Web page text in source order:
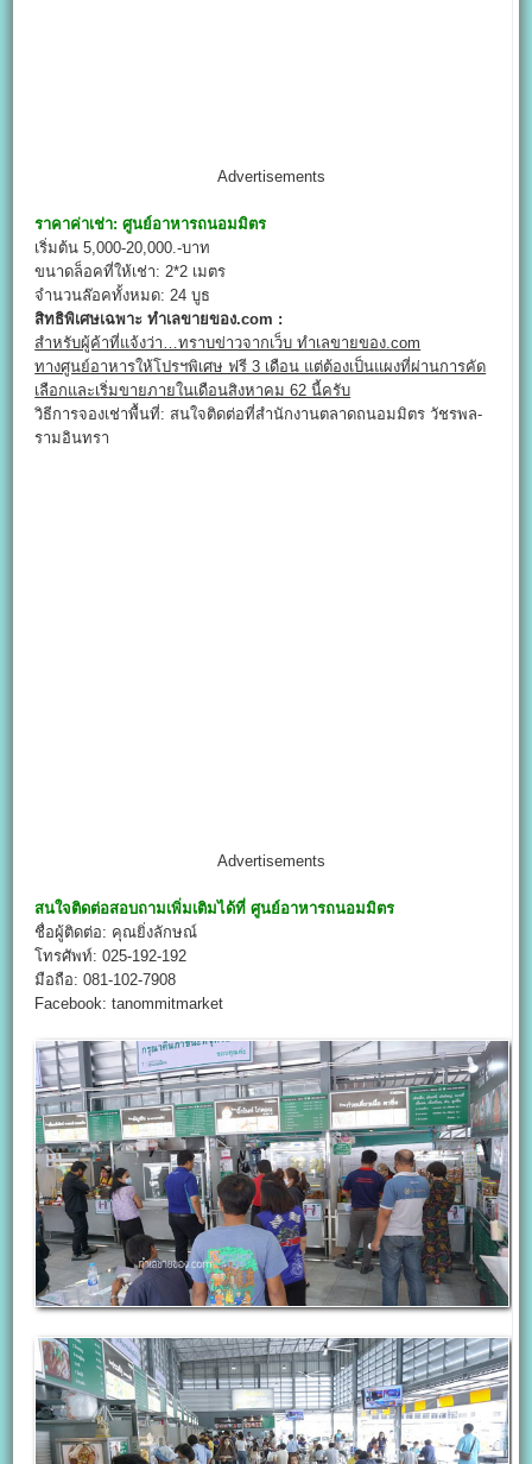
Advertisements
ราคาค่าเช่า: ศูนย์อาหารถนอมมิตร
เริ่มต้น 5,000-20,000.-บาท
ขนาดล็อคที่ให้เช่า: 2*2 เมตร
จำนวนล๊อคทั้งหมด: 24 บูธ
สิทธิพิเศษเฉพาะ ทำเลขายของ.com :
สำหรับผู้ค้าที่แจ้งว่า…ทราบข่าวจากเว็บ ทำเลขายของ.com
ทางศูนย์อาหารให้โปรฯพิเศษ ฟรี 3 เดือน แต่ต้องเป็นแผงที่ผ่านการคัด
เลือกและเริ่มขายภายในเดือนสิงหาคม 62 นี้ครับ
วิธีการจองเช่าพื้นที่: สนใจติดต่อที่สำนักงานตลาดถนอมมิตร วัชรพล-
รามอินทรา
Advertisements
สนใจติดต่อสอบถามเพิ่มเติมได้ที่ ศูนย์อาหารถนอมมิตร
ชื่อผู้ติดต่อ: คุณยิ่งลักษณ์
โทรศัพท์: 025-192-192
มือถือ: 081-102-7908
Facebook: tanommitmarket